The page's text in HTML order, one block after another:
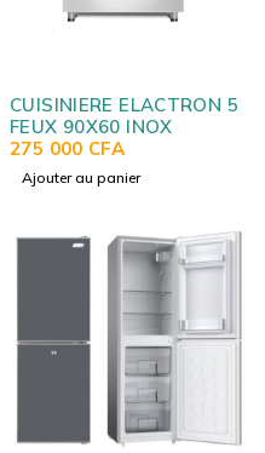
CUISINIERE ELACTRON 5
FEUX 90X60 INOX
275 000 CFA
Ajouter au panier